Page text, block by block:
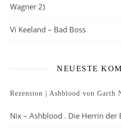
Wagner 2)
Vi Keeland – Bad Boss
NEUESTE
Rezension | Ashblood von Garth
Nix – Ashblood . Die Herrin der